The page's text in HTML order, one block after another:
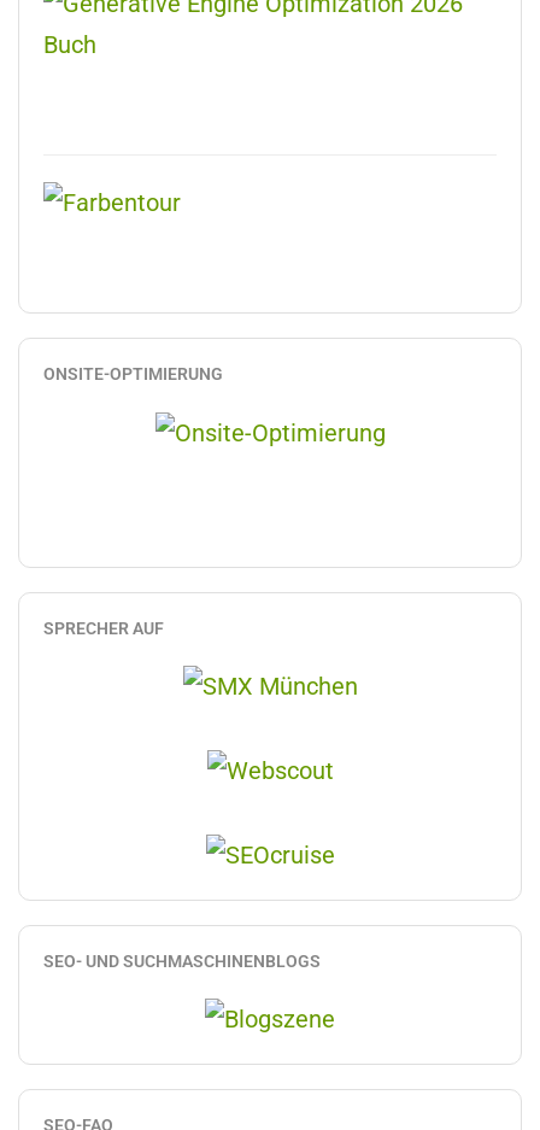
ONSITE-OPTIMIERUNG
SPRECHER AUF
SEO- UND SUCHMASCHINENBLOGS
SEO-FAQ